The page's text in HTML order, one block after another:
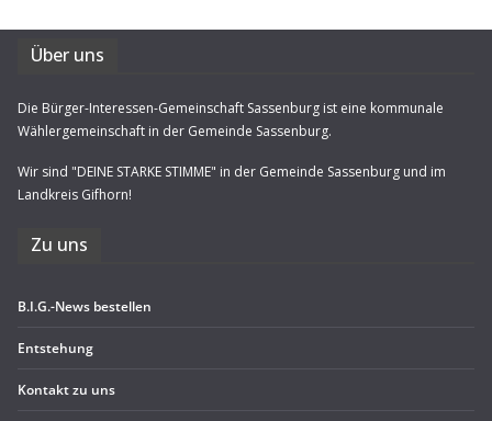
Über uns
Die Bürger-Interessen-Gemeinschaft Sassenburg ist eine kommunale
Wählergemeinschaft in der Gemeinde Sassenburg.
Wir sind "DEINE STARKE STIMME" in der Gemeinde Sassenburg und im
Landkreis Gifhorn!
Zu uns
B.I.G.-News bestel­len
Ent­ste­hung
Kon­takt zu uns